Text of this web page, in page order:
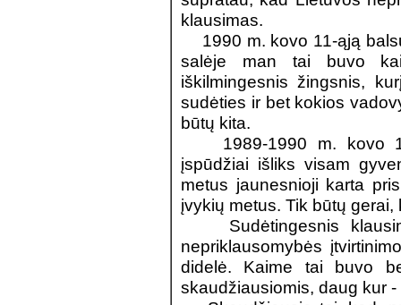
klausimas.
1990 m. kovo 11-ąją
salėje man tai buvo
iškilmingesnis žingsnis,
sudėties ir bet kokios
būtų kita.
1989-1990 m. kovo
įspūdžiai išliks visam
metus jaunesnioji karta
įvykių metus. Tik būtų
Sudėtingesnis
nepriklausomybės
didelė. Kaime tai buvo
skaudžiausiomis, daug kur